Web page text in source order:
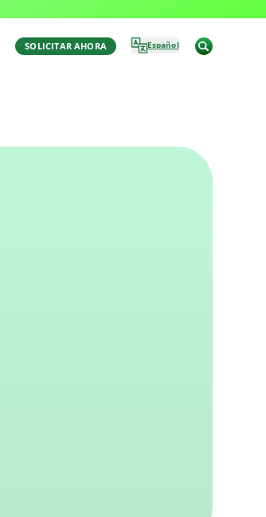
SOLICITAR AHORA Español